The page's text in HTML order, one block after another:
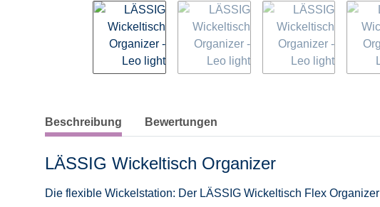
weitere Registerkarten anzeigen
Beschreibung Bewertungen
LÄSSIG Wickeltisch Organizer
Die flexible Wickelstation: Der LÄSSIG Wickeltisch Flex Organizer